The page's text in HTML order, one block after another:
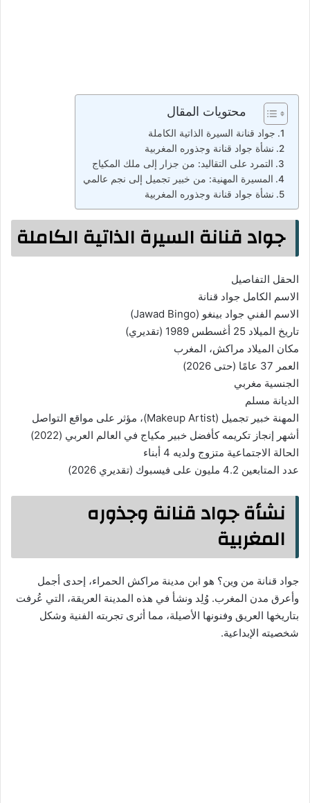
محتويات المقال
جواد قنانة السيرة الذاتية الكاملة
نشأة جواد قنانة وجذوره المغربية
التمرد على التقاليد: من جزار إلى ملك المكياج
المسيرة المهنية: من خبير تجميل إلى نجم عالمي
نشأة جواد قنانة وجذوره المغربية
جواد قنانة السيرة الذاتية الكاملة
الحقل التفاصيل
الاسم الكامل جواد قنانة
الاسم الفني جواد بينغو (Jawad Bingo)
تاريخ الميلاد 25 أغسطس 1989 (تقديري)
مكان الميلاد مراكش، المغرب
العمر 37 عامًا (حتى 2026)
الجنسية مغربي
الديانة مسلم
المهنة خبير تجميل (Makeup Artist)، مؤثر على مواقع التواصل
أشهر إنجاز تكريمه كأفضل خبير مكياج في العالم العربي (2022)
الحالة الاجتماعية متزوج ولديه 4 أبناء
عدد المتابعين 4.2 مليون على فيسبوك (تقديري 2026)
نشأة جواد قنانة وجذوره
المغربية
جواد قنانة من وين؟ هو ابن مدينة مراكش الحمراء، إحدى أجمل
وأعرق مدن المغرب. وُلِد ونشأ في هذه المدينة العريقة، التي عُرفت
بتاريخها العريق وفنونها الأصيلة، مما أثرى تجربته الفنية وشكل
شخصيته الإبداعية.